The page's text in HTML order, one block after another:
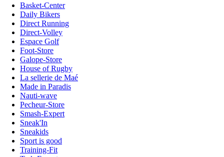
Basket-Center
Daily Bikers
Direct Running
Direct-Volley
Espace Golf
Foot-Store
Galope-Store
House of Rugby
La sellerie de Maé
Made in Paradis
Nauti-wave
Pecheur-Store
Smash-Expert
Sneak'In
Sneakids
Sport is good
Training-Fit